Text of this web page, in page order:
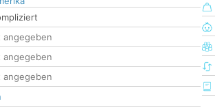
angegeben
angegeben
angegeben